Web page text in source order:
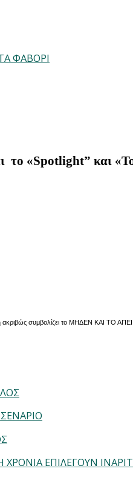
ΦΑΒΟΡΙ
το «Spotlight” και
ακριβώς συμβολίζει το ΜΗΔΕΝ ΚΑΙ ΤΟ
ΕΠΙΛΕΓΟΥΝ